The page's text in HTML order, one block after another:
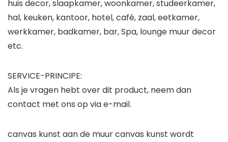
huis decor, slaapkamer, woonkamer, studeerkamer,
hal, keuken, kantoor, hotel, café, zaal, eetkamer,
werkkamer, badkamer, bar, Spa, lounge muur decor
etc.
SERVICE-PRINCIPE:
Als je vragen hebt over dit product, neem dan
contact met ons op via e-mail.
canvas kunst aan de muur canvas kunst wordt